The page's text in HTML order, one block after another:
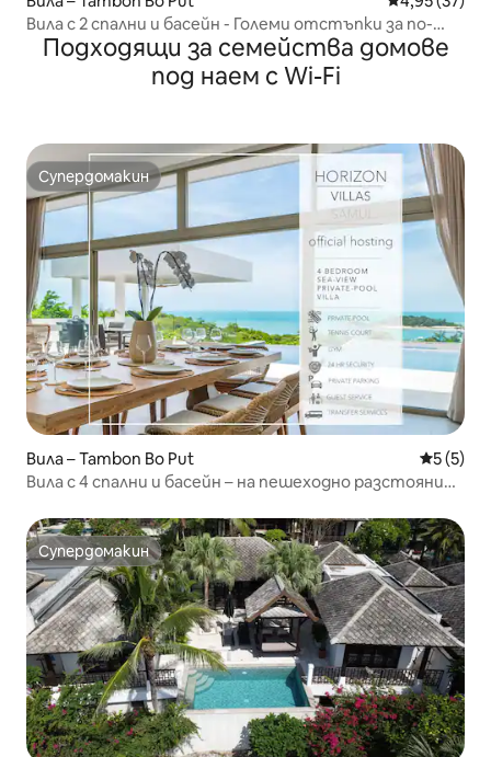
Вила с 2 спални и басейн - Големи отстъпки за по-
продължителни престои
Подходящи за семейства домове
под наем с Wi-Fi
Супердомакин
Супердомакин
Вила – Tambon Bo Put Средна
5 (5)
Вила с 4 спални и басейн – на пешеходно разстояние
Супердомакин
Супердомакин